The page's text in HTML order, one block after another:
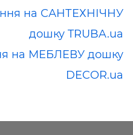
на САНТЕХНІЧНУ
дошку TRUBA.ua
на МЕБЛЕВУ дошку
DECOR.ua